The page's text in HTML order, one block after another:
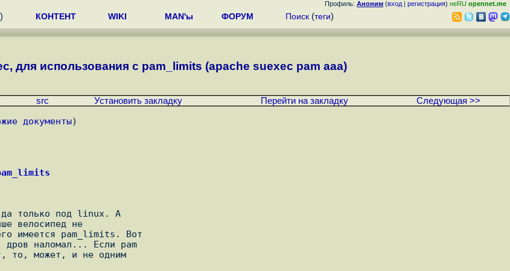
Профиль: Аноним (вход | регистрация) неRU opennet.me
) КОНТЕНТ WIKI MAN'ы ФОРУМ Поиск (теги)
для использования с pam_limits (apache suexec pam aaa)
src Установить закладку Перейти на закладку Следующая >>
документы)
велосипед не
имеется pam_limits. Вот
дров наломал... Если pam
то, может, и не одним